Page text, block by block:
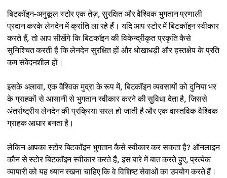
बिटकॉइन-अनुकूल स्टोर एक तेज़, सुरक्षित और वैश्विक भुगतान प्रणाली
प्रदान करके लेनदेन में क्रांति ला रहे हैं। यदि आप स्टोर में बिटकॉइन स्वीकार
करते हैं, तो आप सीखेंगे कि बिटकॉइन की विकेन्द्रीकृत प्रकृति कैसे
सुनिश्चित करती है कि लेनदेन सुरक्षित हों और धोखाधड़ी और हस्तक्षेप के प्रति
कम संवेदनशील हों।
इसके अलावा, एक वैश्विक मुद्रा के रूप में, बिटकॉइन व्यवसायों को दुनिया भर
के ग्राहकों से आसानी से भुगतान स्वीकार करने की सुविधा देता है, जिससे
अंतर्राष्ट्रीय लेनदेन की प्रक्रिया सरल हो जाती है और एक वास्तविक वैश्विक
ग्राहक आधार बनता है।
लेकिन आपका स्टोर बिटकॉइन भुगतान कैसे स्वीकार कर सकता है? ऑनलाइन
कौन से स्टोर बिटकॉइन स्वीकार करते हैं, इस बारे में बात करते हुए, प्रत्येक
व्यापारी को यह ध्यान रखना चाहिए कि वे विशिष्ट सेवाओं का उपयोग करते हैं।